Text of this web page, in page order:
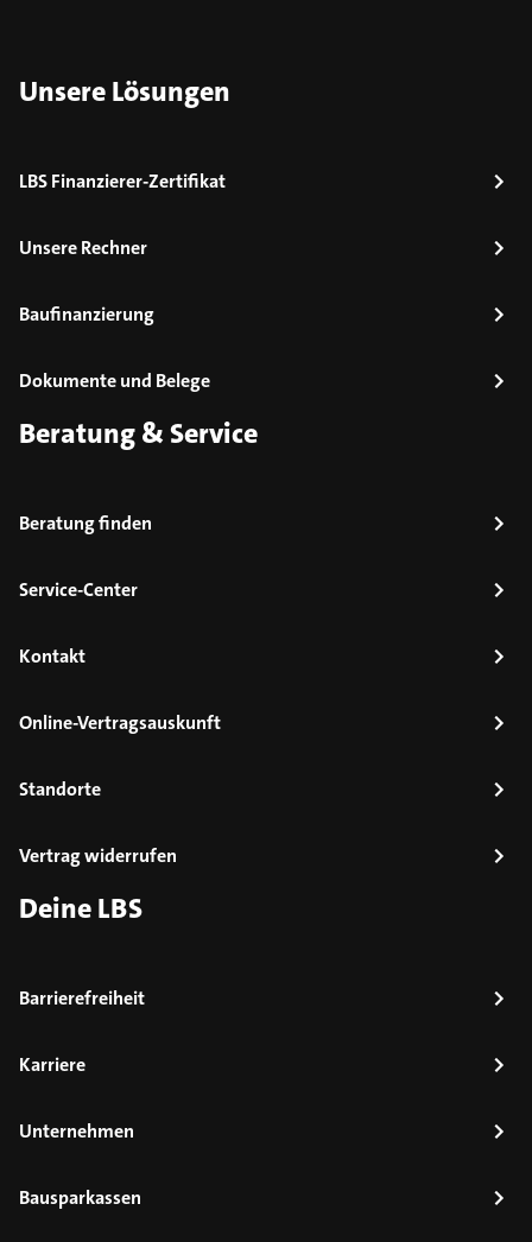
Unsere Lösungen
LBS Finanzierer-Zertifikat
Unsere Rechner
Baufinanzierung
Dokumente und Belege
Beratung & Service
Beratung finden
Service-Center
Kontakt
Online-Vertragsauskunft
Standorte
Vertrag widerrufen
Deine LBS
Barrierefreiheit
Karriere
Unternehmen
Bausparkassen